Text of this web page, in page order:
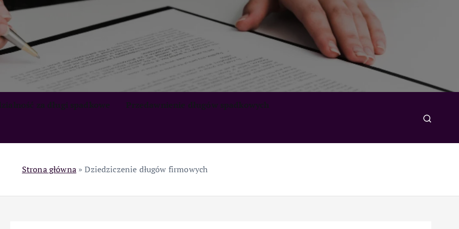
Strona główna»Dziedziczenie długów firmowych